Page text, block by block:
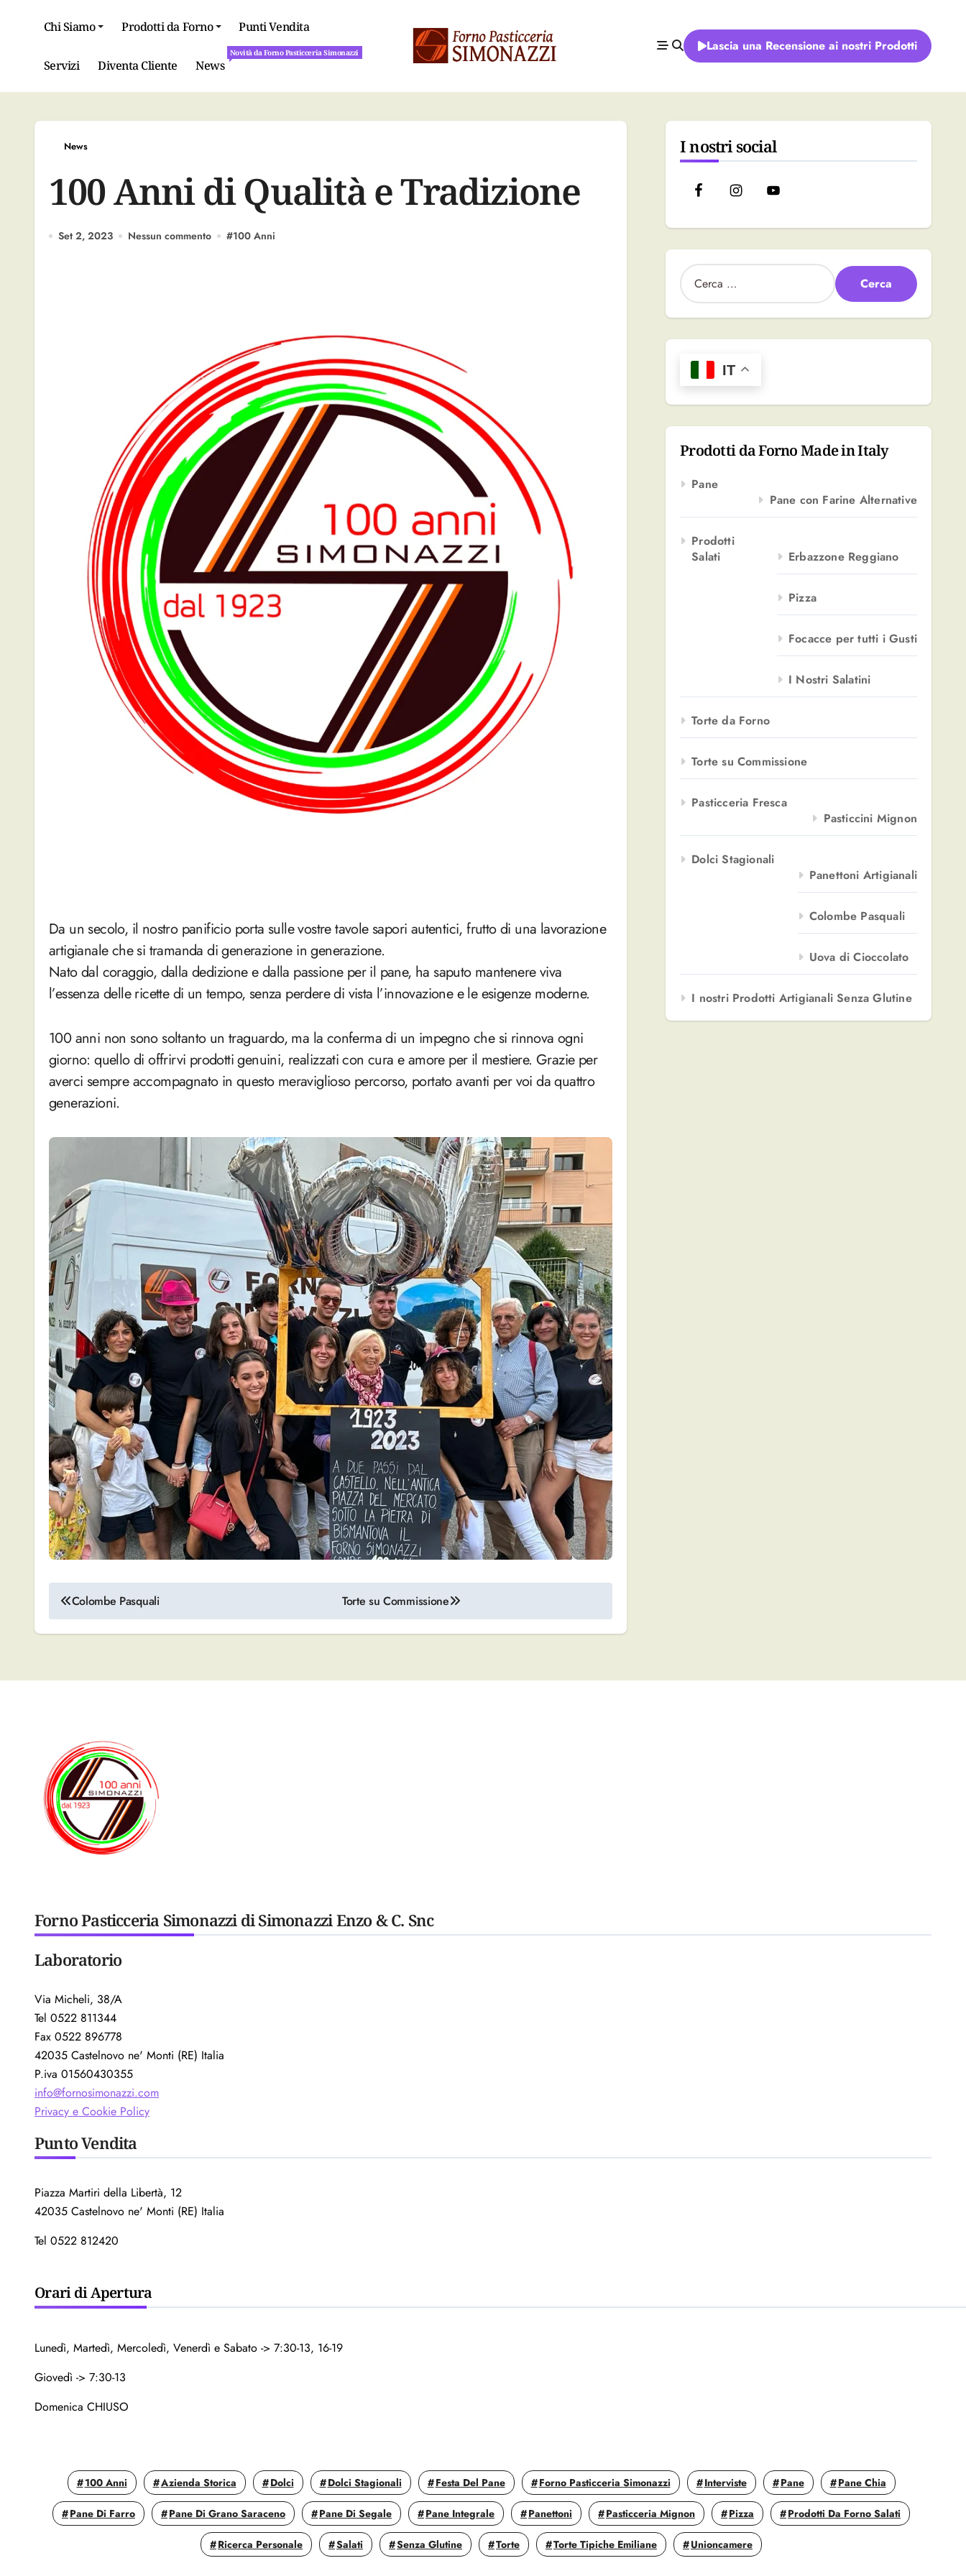
Chi Siamo Prodotti da Forno Punti Vendita
Servizi Diventa Cliente News
Novità da Forno Pasticceria Simonazzi
Novità da Forno Pasticceria Simonazzi Lascia una Recensione ai nostri Prodotti
News
100 Anni di Qualità e Tradizione
Set 2, 2023 Nessun commento #100 Anni
Da un secolo, il nostro panificio porta sulle vostre tavole sapori autentici, frutto di una lavorazione
artigianale che si tramanda di generazione in generazione.
Nato dal coraggio, dalla dedizione e dalla passione per il pane, ha saputo mantenere viva
l’essenza delle ricette di un tempo, senza perdere di vista l’innovazione e le esigenze moderne.
100 anni non sono soltanto un traguardo, ma la conferma di un impegno che si rinnova ogni
giorno: quello di offrirvi prodotti genuini, realizzati con cura e amore per il mestiere. Grazie per
averci sempre accompagnato in questo meraviglioso percorso, portato avanti per voi da quattro
generazioni.
Navigazione
articoli
Colombe Pasquali Torte su Commissione
I nostri social
R
i
e
:
IT
Prodotti da Forno Made in Italy
Pane
Pane con Farine Alternative
Prodotti
Salati
Erbazzone Reggiano
Pizza
Focacce per tutti i Gusti
I Nostri Salatini
Torte da Forno
Torte su Commissione
Pasticceria Fresca
Pasticcini Mignon
Dolci Stagionali
Panettoni Artigianali
Colombe Pasquali
Uova di Cioccolato
I nostri Prodotti Artigianali Senza Glutine
Forno Pasticceria Simonazzi di Simonazzi Enzo & C. Snc
Laboratorio
Via Micheli, 38/A
Tel 0522 811344
Fax 0522 896778
42035 Castelnovo ne' Monti (RE) Italia
P.iva 01560430355
info@fornosimonazzi.com
Privacy e Cookie Policy
Punto Vendita
Piazza Martiri della Libertà, 12
42035 Castelnovo ne' Monti (RE) Italia
Tel 0522 812420
Orari di Apertura
Lunedì, Martedì, Mercoledì, Venerdì e Sabato -> 7:30-13, 16-19
Giovedì -> 7:30-13
Domenica CHIUSO
100 Anni Azienda Storica Dolci Dolci Stagionali Festa Del Pane Forno Pasticceria Simonazzi Interviste Pane Pane Chia
Pane Di Farro Pane Di Grano Saraceno Pane Di Segale Pane Integrale Panettoni Pasticceria Mignon Pizza Prodotti Da Forno Salati
Ricerca Personale Salati Senza Glutine Torte Torte Tipiche Emiliane Unioncamere